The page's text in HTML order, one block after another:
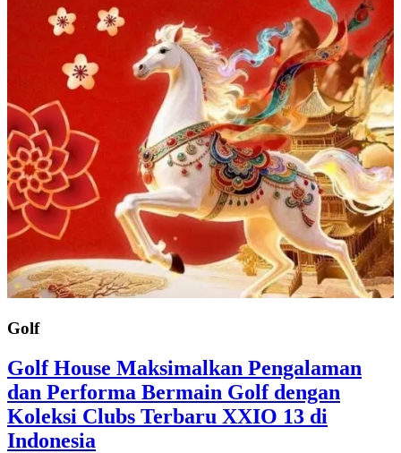
Golf
Golf House Maksimalkan Pengalaman
dan Performa Bermain Golf dengan
Koleksi Clubs Terbaru XXIO 13 di
Indonesia